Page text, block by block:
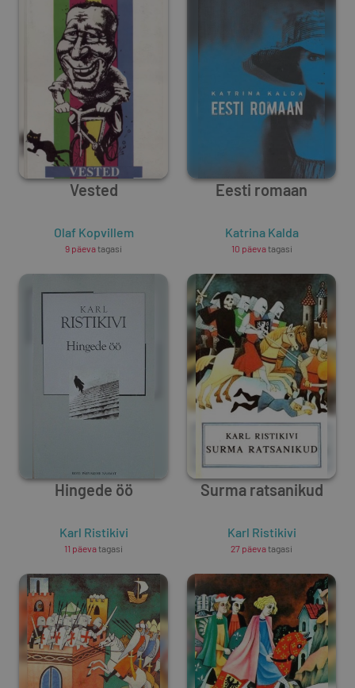
Vested
Olaf Kopvillem
9 päevatagasi
Eesti romaan
Katrina Kalda
10 päevatagasi
Hingede öö
Karl Ristikivi
11 päevatagasi
Surma ratsanikud
Karl Ristikivi
27 päevatagasi